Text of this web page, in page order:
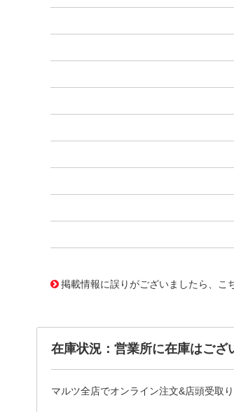
掲載情報に誤りがございましたら、こ
在庫状況：営業所に在庫はござ
マルツ全店でオンライン注文&店頭受取